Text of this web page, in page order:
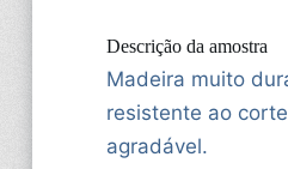
Descrição da amostra
Madeira muito
resistente ao
agradável.